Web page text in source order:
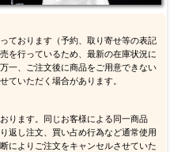
ております（予約、取り寄せ等の表記
を行っているため、最新の在庫状況に
一、ご注文後に商品をご用意できない
ていただく場合があります。
ります。同じお客様による同一商品
返し注文、買い占め行為など通常使用
によりご注文をキャンセルさせていた